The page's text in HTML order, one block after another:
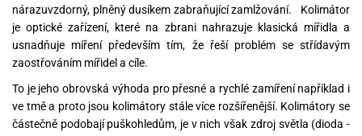
nárazuvzdorný, plněný dusíkem zabraňující zamlžování. Kolimátor
je optické zařízení, které na zbrani nahrazuje klasická mířidla a
usnadňuje míření především tím, že řeší problém se střídavým
zaostřováním mířidel a cíle.
To je jeho obrovská výhoda pro přesné a rychlé zamíření například i
ve tmě a proto jsou kolimátory stále více rozšířenější. Kolimátory se
částečně podobají puškohledům, je v nich však zdroj světla (dioda -